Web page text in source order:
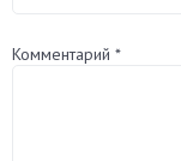
Комментарий *